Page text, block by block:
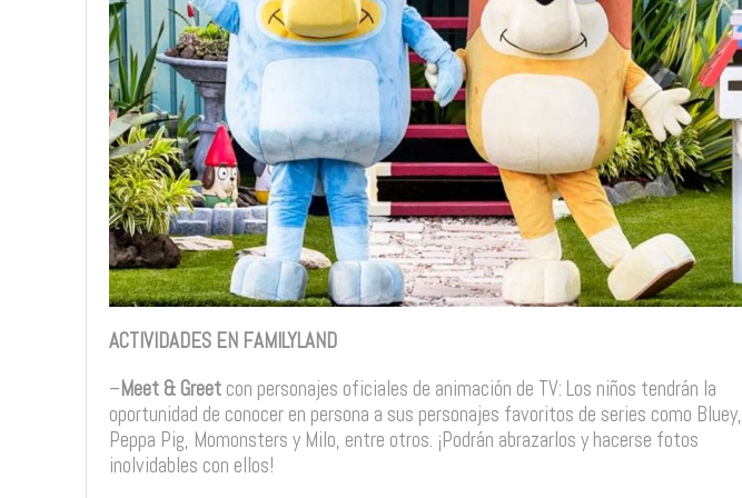
ACTIVIDADES EN FAMILYLAND
–Meet & Greetcon personajes oficiales de animación de TV: Los niños tendrán la
oportunidad de conocer en persona a sus personajes favoritos de series como Bluey,
Peppa Pig, Momonsters y Milo, entre otros. ¡Podrán abrazarlos y hacerse fotos
inolvidables con ellos!